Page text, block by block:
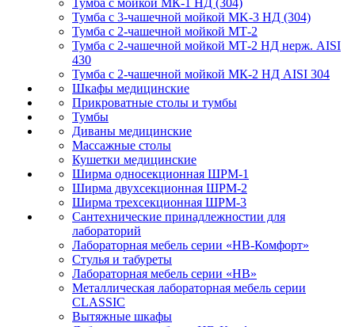
Тумба с мойкой МК-1 НД (304)
Тумба с 3-чашечной мойкой МK-3 НД (304)
Тумба с 2-чашечной мойкой МТ-2
Тумба с 2-чашечной мойкой МТ-2 НД нерж. AISI
430
Тумба с 2-чашечной мойкой МК-2 НД AISI 304
Шкафы медицинские
Прикроватные столы и тумбы
Тумбы
Диваны медицинские
Массажные столы
Кушетки медицинские
Ширма односекционная ШРМ-1
Ширма двухсекционная ШРМ-2
Ширма трехсекционная ШРМ-3
Сантехнические принадлежностии для
лабораторий
Лабораторная мебель серии «НВ-Комфорт»
Стулья и табуреты
Лабораторная мебель серии «НВ»
Металлическая лабораторная мебель серии
CLASSIC
Вытяжные шкафы